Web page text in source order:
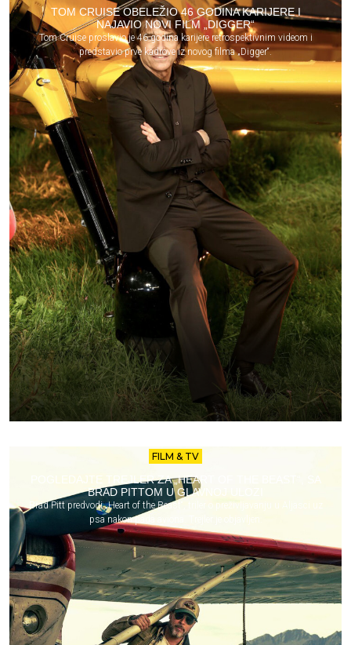
TOM CRUISE OBELEŽIO 46 GODINA KARIJERE I
NAJAVIO NOVI FILM „DIGGER“
Tom Cruise proslavio je 46 godina karijere retrospektivnim videom i
predstavio prve kadrove iz novog filma „Digger“.
FILM & TV
POGLEDAJTE TREJLER ZA „HEART OF THE BEAST“, SA
BRAD PITTOM U GLAVNOJ ULOZI
Brad Pitt predvodi „Heart of the Beast“, triler o preživljavanju u Aljasci uz
psa nakon pada aviona. Trejler je objavljen.